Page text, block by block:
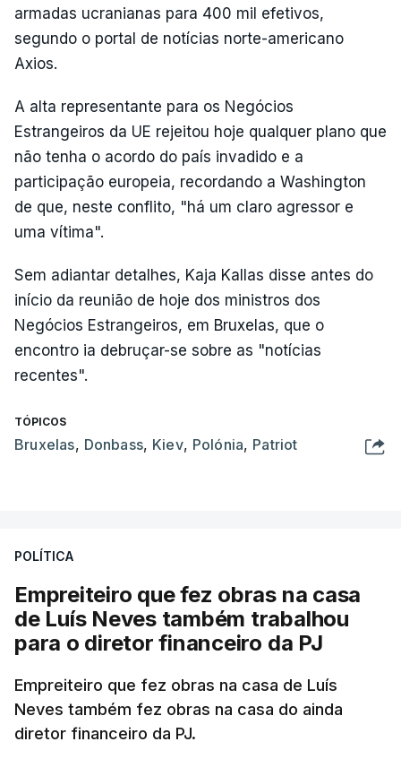
armadas ucranianas para 400 mil efetivos,
segundo o portal de notícias norte-americano
Axios.
A alta representante para os Negócios
Estrangeiros da UE rejeitou hoje qualquer plano que
não tenha o acordo do país invadido e a
participação europeia, recordando a Washington
de que, neste conflito, "há um claro agressor e
uma vítima".
Sem adiantar detalhes, Kaja Kallas disse antes do
início da reunião de hoje dos ministros dos
Negócios Estrangeiros, em Bruxelas, que o
encontro ia debruçar-se sobre as "notícias
recentes".
TÓPICOS
Bruxelas, Donbass, Kiev, Polónia, Patriot
POLÍTICA
Empreiteiro que fez obras na casa
de Luís Neves também trabalhou
para o diretor financeiro da PJ
Empreiteiro que fez obras na casa de Luís
Neves também fez obras na casa do ainda
diretor financeiro da PJ.